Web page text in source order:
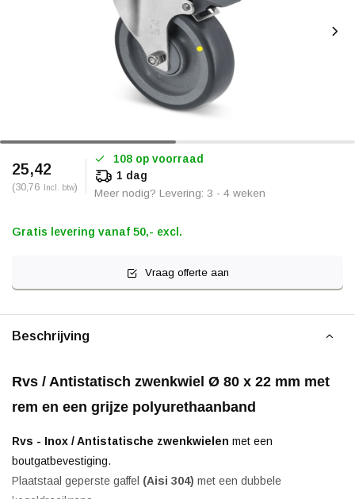
25,42
(30,76 Incl. btw)
108 op voorraad
1 dag
Meer nodig? Levering: 3 - 4 weken
Gratis levering vanaf 50,- excl.
Vraag offerte aan
Beschrijving
Rvs / Antistatisch zwenkwiel Ø 80 x 22 mm met
rem en een grijze polyurethaanband
Rvs - Inox / Antistatische zwenkwielen met een
boutgatbevestiging.
Plaatstaal geperste gaffel (Aisi 304) met een dubbele